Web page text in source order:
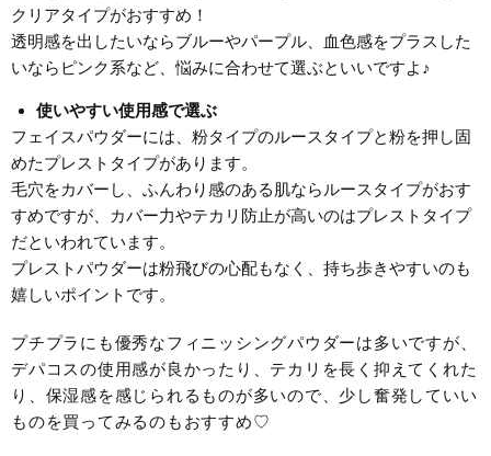
クリアタイプがおすすめ！
透明感を出したいならブルーやパープル、血色感をプラスした
いならピンク系など、悩みに合わせて選ぶといいですよ♪
使いやすい使用感で選ぶ
フェイスパウダーには、粉タイプのルースタイプと粉を押し固
めたプレストタイプがあります。
毛穴をカバーし、ふんわり感のある肌ならルースタイプがおす
すめですが、カバー力やテカリ防止が高いのはプレストタイプ
だといわれています。
プレストパウダーは粉飛びの心配もなく、持ち歩きやすいのも
嬉しいポイントです。
プチプラにも優秀なフィニッシングパウダーは多いですが、
デパコスの使用感が良かったり、テカリを長く抑えてくれた
り、保湿感を感じられるものが多いので、少し奮発していい
ものを買ってみるのもおすすめ♡